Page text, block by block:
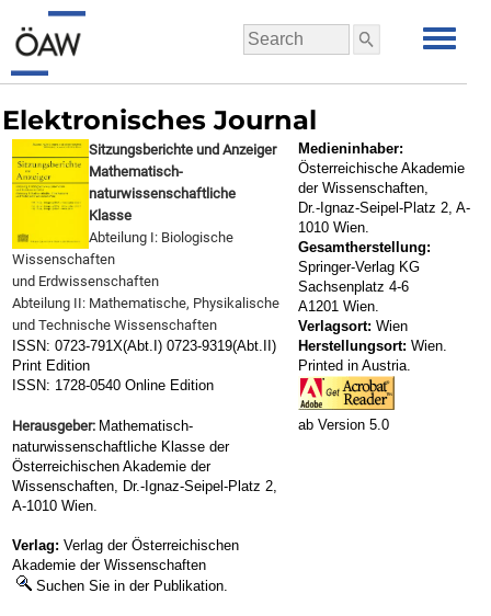
Elektronisches Journal
Sitzungsberichte und Anzeiger
Mathematisch-
naturwissenschaftliche
Klasse
Abteilung I: Biologische
Wissenschaften
und Erdwissenschaften
Abteilung II: Mathematische, Physikalische
und Technische Wissenschaften
ISSN: 0723-791X(Abt.I) 0723-9319(Abt.II)
Print Edition
ISSN: 1728-0540 Online Edition
Herausgeber: Mathematisch-
naturwissenschaftliche Klasse der
Österreichischen Akademie der
Wissenschaften, Dr.-Ignaz-Seipel-Platz 2,
A-1010 Wien.
Verlag: Verlag der Österreichischen
Akademie der Wissenschaften
Suchen Sie in der Publikation.
Medieninhaber:
Österreichische Akademie
der Wissenschaften,
Dr.-Ignaz-Seipel-Platz 2, A-
1010 Wien.
Gesamtherstellung:
Springer-Verlag KG
Sachsenplatz 4-6
A1201 Wien.
Verlagsort: Wien
Herstellungsort: Wien.
Printed in Austria.
ab Version 5.0